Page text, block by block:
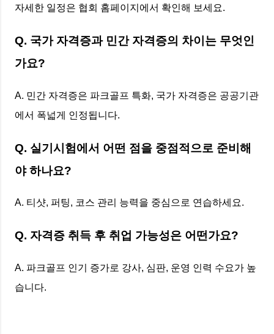
자세한 일정은 협회 홈페이지에서 확인해 보세요.
Q. 국가 자격증과 민간 자격증의 차이는 무엇인
가요?
A. 민간 자격증은 파크골프 특화, 국가 자격증은 공공기관
에서 폭넓게 인정됩니다.
Q. 실기시험에서 어떤 점을 중점적으로 준비해
야 하나요?
A. 티샷, 퍼팅, 코스 관리 능력을 중심으로 연습하세요.
Q. 자격증 취득 후 취업 가능성은 어떤가요?
A. 파크골프 인기 증가로 강사, 심판, 운영 인력 수요가 높
습니다.